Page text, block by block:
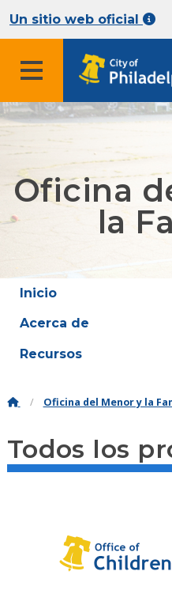
Un sitio web oficial
Oficina
la
Inicio
Acerca de
Recursos
Oficina del Menor y la
Todos los